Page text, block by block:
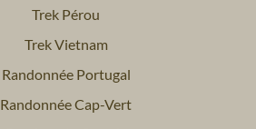
Trek Pérou
Trek Vietnam
Randonnée Portugal
Randonnée Cap-Vert